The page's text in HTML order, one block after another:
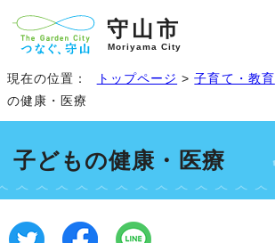
守山市
Moriyama City
現在の位置： トップページ >子育て・教育
の健康・医療
子どもの健康・医療